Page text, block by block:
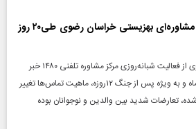
تغییر ماهیت تماس‌های مشاوره‌ای بهزیستی خراسان رضوی طی۲۰ روز
مدیرکل بهزیستی خراسان رضوی از فعالیت شبانه‌روزی مرکز مشاوره تلفنی ۱۴۸۰ خبر
داد و گفت: پس از وقایع دی ماه و به ویژه پس از جنگ ۱۲روزه، ماهیت تماس‌ها تغییر
تعارضات شدید بین والدین و نوجوانان بوده